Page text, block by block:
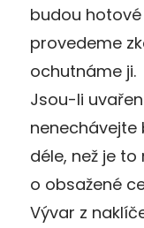
budou hotové
provedeme
ochutnáme ji.
Jsou-li
déle, než je
o obsažené
Vývar z